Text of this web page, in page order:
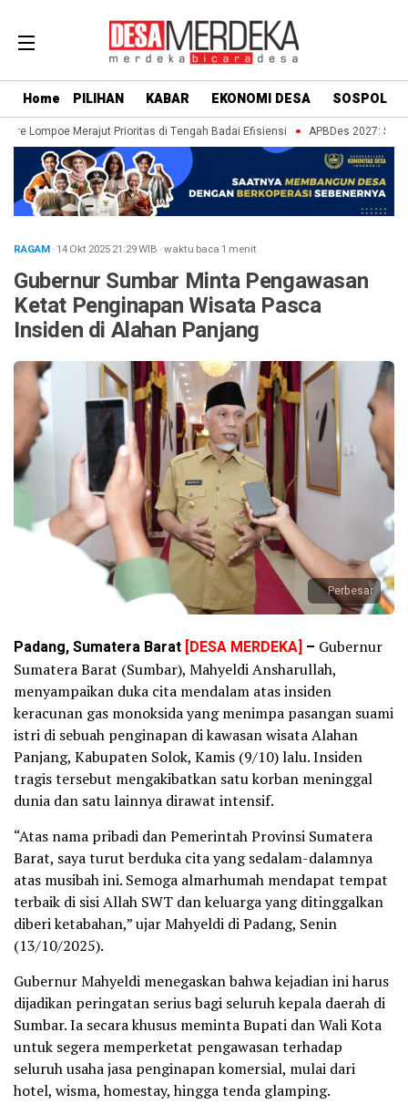
Home PILIHAN KABAR EKONOMI DESA SOSPOL
Lompoe Merajut Prioritas di Tengah Badai Efisiensi APBDes 2027:
RAGAM· 14 Okt 202521:29WIB ·waktu baca 1 menit
Gubernur Sumbar Minta Pengawasan
Ketat Penginapan Wisata Pasca
Insiden di Alahan Panjang
Perbesar
Padang, Sumatera Barat [DESA MERDEKA] – Gubernur
Sumatera Barat (Sumbar), Mahyeldi Ansharullah,
menyampaikan duka cita mendalam atas insiden
keracunan gas monoksida yang menimpa pasangan suami
istri di sebuah penginapan di kawasan wisata Alahan
Panjang, Kabupaten Solok, Kamis (9/10) lalu. Insiden
tragis tersebut mengakibatkan satu korban meninggal
dunia dan satu lainnya dirawat intensif.
“Atas nama pribadi dan Pemerintah Provinsi Sumatera
Barat, saya turut berduka cita yang sedalam-dalamnya
atas musibah ini. Semoga almarhumah mendapat tempat
terbaik di sisi Allah SWT dan keluarga yang ditinggalkan
diberi ketabahan,” ujar Mahyeldi di Padang, Senin
(13/10/2025).
Gubernur Mahyeldi menegaskan bahwa kejadian ini harus
dijadikan peringatan serius bagi seluruh kepala daerah di
Sumbar. Ia secara khusus meminta Bupati dan Wali Kota
untuk segera memperketat pengawasan terhadap
seluruh usaha jasa penginapan komersial, mulai dari
hotel, wisma, homestay, hingga tenda glamping.